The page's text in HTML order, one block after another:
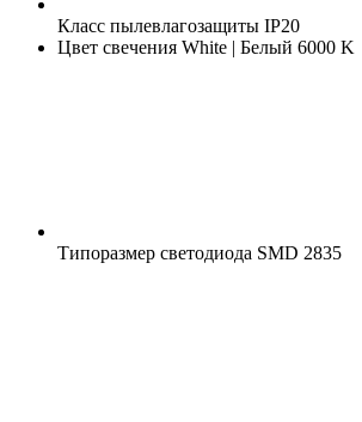
Класс пылевлагозащиты IP20
Цвет свечения White | Белый 6000 K
Типоразмер светодиода SMD 2835